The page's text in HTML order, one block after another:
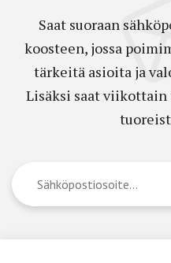
Saat suoraan
koosteen, jossa
tärkeitä asioita ja
Lisäksi saat